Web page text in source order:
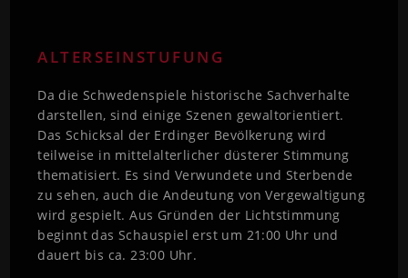
ALTERSEINSTUFUNG
Da die Schwedenspiele historische Sachverhalte
darstellen, sind einige Szenen gewaltorientiert.
Das Schicksal der Erdinger Bevölkerung wird
teilweise in mittelalterlicher düsterer Stimmung
thematisiert. Es sind Verwundete und Sterbende
zu sehen, auch die Andeutung von Vergewaltigung
wird gespielt. Aus Gründen der Lichtstimmung
beginnt das Schauspiel erst um 21:00 Uhr und
dauert bis ca. 23:00 Uhr.